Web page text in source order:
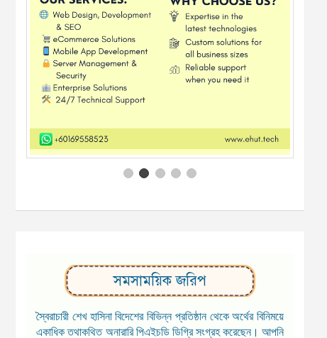
সমসাময়িক জরিপ
স্বৈরাচারী শেখ হাসিনা বিদেশের বিভিন্ন প্রতিষ্ঠান থেকে অর্থের বিনিময়ে
একাধিক তথাকথিত অনারারি পিএইচডি ডিগ্রি সংগ্রহ করেছেন। আপনি